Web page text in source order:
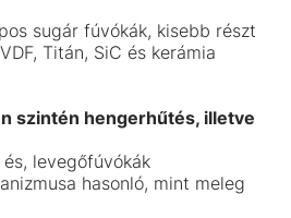
sugár fúvókák, kisebb részt
Titán, SiC és kerámia
szintén hengerhűtés, illetve
levegőfúvókák
hasonló, mint meleg